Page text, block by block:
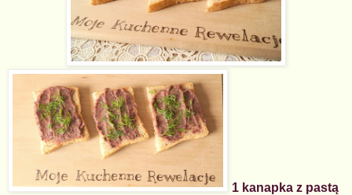
1 kanapka z pastą